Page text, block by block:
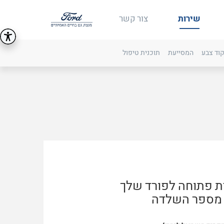
שירות
צבע המסייעת תוכנית טיפול
צור קשר
פתוחה לפורד שלך
מספר השלדה